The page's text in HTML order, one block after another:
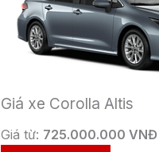
Giá xe Corolla Altis
Giá từ: 725.000.000 VNĐ